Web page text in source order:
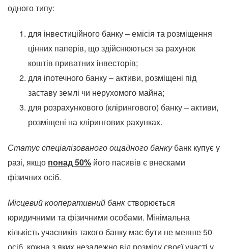
одного типу:
для інвестиційного банку – емісія та розміщення
цінних паперів, що здійснюються за рахунок
коштів приватних інвесторів;
для іпотечного банку – активи, розміщені під
заставу землі чи нерухомого майна;
для розрахункового (клірингового) банку – активи,
розміщені на клірингових рахунках.
Статус спеціалізованого ощадного банкубанк купує у
разі, якщо понад 50% його пасивів є внесками
фізичних осіб.
Місцевий кооперативний банкстворюється
юридичними та фізичними особами. Мінімальна
кількість учасників такого банку має бути не менше 50